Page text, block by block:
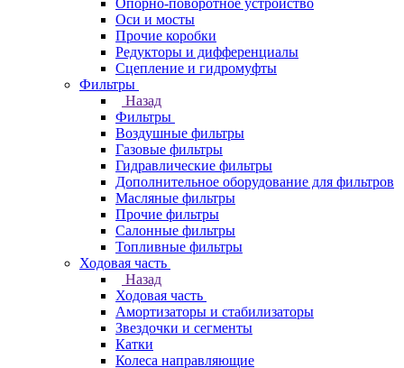
Опорно-поворотное устройство
Оси и мосты
Прочие коробки
Редукторы и дифференциалы
Сцепление и гидромуфты
Фильтры
Назад
Фильтры
Воздушные фильтры
Газовые фильтры
Гидравлические фильтры
Дополнительное оборудование для фильтров
Масляные фильтры
Прочие фильтры
Салонные фильтры
Топливные фильтры
Ходовая часть
Назад
Ходовая часть
Амортизаторы и стабилизаторы
Звездочки и сегменты
Катки
Колеса направляющие